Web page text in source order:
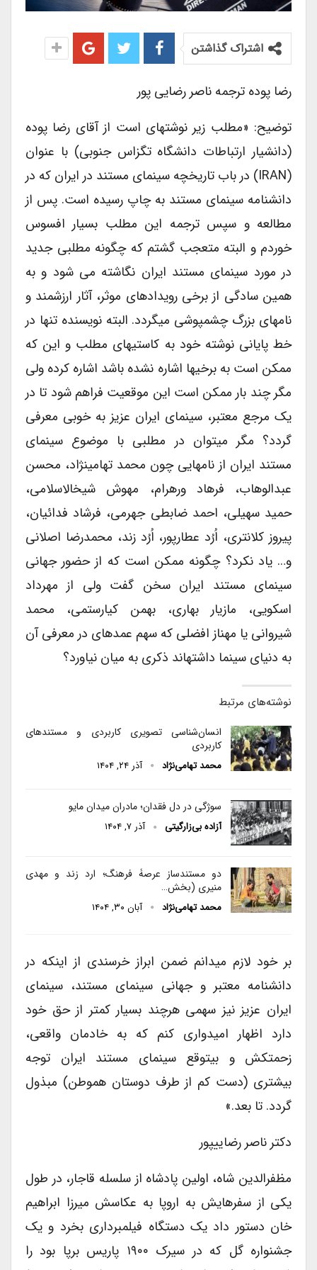
اشتراک گذاشتن
رضا پوده ترجمه ناصر رضایی پور
توضیح: «مطلب زیر نوشته‏ای است از آقای رضا پوده
(دانشیار ارتباطات دانشگاه تگزاس جنوبی) با عنوان
(IRAN) در باب تاریخچه سینمای مستند در ایران که در
دانشنامه سینمای مستند به چاپ رسیده است. پس از
مطالعه و سپس ترجمه این مطلب بسیار افسوس
خوردم و البته متعجب گشتم که چگونه مطلبی جدید
در مورد سینمای مستند ایران نگاشته می شود و به
همین سادگی از برخی رویدادهای موثر، آثار ارزشمند و
نام‏های بزرگ چشم‏پوشی می‏گردد. البته نویسنده تنها در
خط پایانی نوشته خود به کاستی‏های مطلب و این که
ممکن است به برخی‏ها اشاره نشده باشد اشاره کرده ولی
مگر چند بار ممکن است این موقعیت فراهم شود تا در
یک مرجع معتبر، سینمای ایران عزیز به خوبی معرفی
گردد؟ مگر می‏توان در مطلبی با موضوع سینمای
مستند ایران از نامهایی چون محمد تهامی‏نژاد، محسن
عبدالوهاب، فرهاد ورهرام، مهوش شیخ‏الاسلامی،
حمید سهیلی، احمد ضابطی جهرمی، فرشاد فدائیان،
پیروز کلانتری، اُرُد عطارپور، اُرُد زند، محمدرضا اصلانی
و… یاد نکرد؟ چگونه ممکن است که از حضور جهانی
سینمای مستند ایران سخن گفت ولی از مهرداد
اسکویی، مازیار بهاری، بهمن کیارستمی، محمد
شیروانی یا مهناز افضلی که سهم عمده‏ای در معرفی آن
به دنیای سینما داشته‏اند ذکری به میان نیاورد؟
نوشته‌های مرتبط
انسا‌ن‌شناسی تصویری کاربردی و مستندهای
کاربردی
محمد تهامی‌نژاد آذر ۲۴, ۱۴۰۴
سوژگی در دل فقدان؛ مادران میدان مایو
آزاده بی‌زارگیتی آذر ۷, ۱۴۰۴
دو مستندساز عرصۀ فرهنگ؛ ارد زند و مهدی
منیری (بخش…
محمد تهامی‌نژاد آبان ۳۰, ۱۴۰۴
بر خود لازم می‏دانم ضمن ابراز خرسندی از اینکه در
دانشنامه معتبر و جهانی سینمای مستند، سینمای
ایران عزیز نیز سهمی هرچند بسیار کمتر از حق خود
دارد اظهار امیدواری کنم که به خادمان واقعی،
زحمت‏کش و بی‏توقع سینمای مستند ایران توجه
بیشتری (دست کم از طرف دوستان هموطن) مبذول
گردد. تا بعد.»
دکتر ناصر رضایی‏پور
مظفرالدین شاه، اولین پادشاه از سلسله قاجار، در طول
یکی از سفرهایش به اروپا به عکاسش میرزا ابراهیم
خان دستور داد یک دستگاه فیلمبرداری بخرد و یک
جشنواره گل که در سیرک ۱۹۰۰ پاریس برپا بود را